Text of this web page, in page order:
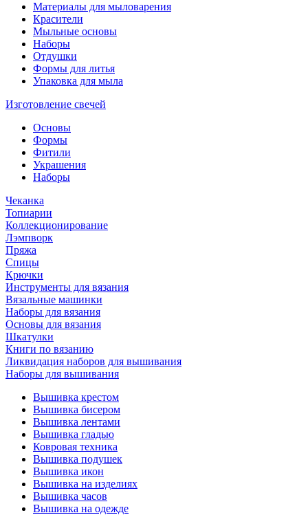
Материалы для мыловарения
Красители
Мыльные основы
Наборы
Отдушки
Формы для литья
Упаковка для мыла
Изготовление свечей
Основы
Формы
Фитили
Украшения
Наборы
Чеканка
Топиарии
Коллекционирование
Лэмпворк
Пряжа
Спицы
Крючки
Инструменты для вязания
Вязальные машинки
Наборы для вязания
Основы для вязания
Шкатулки
Книги по вязанию
Ликвидация наборов для вышивания
Наборы для вышивания
Вышивка крестом
Вышивка бисером
Вышивка лентами
Вышивка гладью
Ковровая техника
Вышивка подушек
Вышивка икон
Вышивка на изделиях
Вышивка часов
Вышивка на одежде